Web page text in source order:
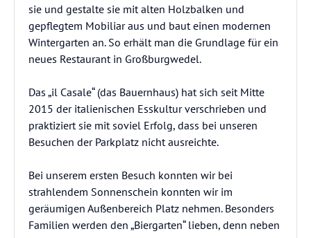
sie und gestalte sie mit alten Holzbalken und
gepflegtem Mobiliar aus und baut einen modernen
Wintergarten an. So erhält man die Grundlage für ein
neues Restaurant in Großburgwedel.
Das „il Casale“ (das Bauernhaus) hat sich seit Mitte
2015 der italienischen Esskultur verschrieben und
praktiziert sie mit soviel Erfolg, dass bei unseren
Besuchen der Parkplatz nicht ausreichte.
Bei unserem ersten Besuch konnten wir bei
strahlendem Sonnenschein konnten wir im
geräumigen Außenbereich Platz nehmen. Besonders
Familien werden den „Biergarten“ lieben, denn neben